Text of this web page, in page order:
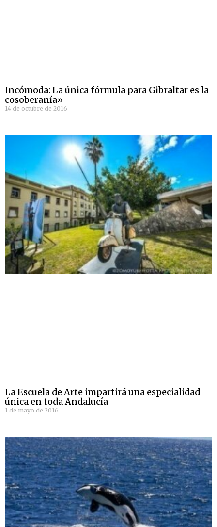
Incómoda: La única fórmula para Gibraltar es la
cosoberanía»
14 de octubre de 2016
La Escuela de Arte impartirá una especialidad
única en toda Andalucía
1 de mayo de 2016